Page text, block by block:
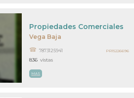
Vega Baja
Propiedades Comerciales
7873125941
MAS
836 vistas
PR15226696